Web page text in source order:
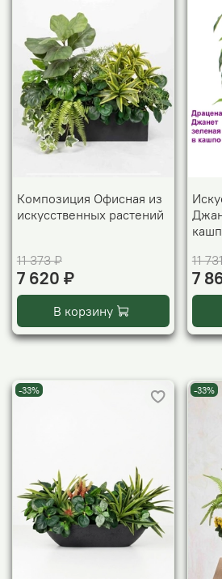
Композиция Офисная из
искусственных растений
11 373 ₽
7 620 ₽
В корзину
11
7
-33% -33%